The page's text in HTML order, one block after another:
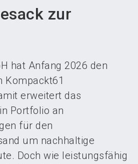
zur
hat Anfang 2026 den
Kompackt61
erweitert das
Portfolio an
für den
um nachhaltige
Doch wie leistungsfähig